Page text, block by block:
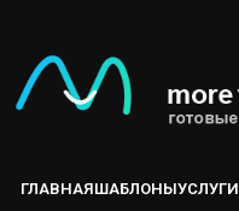
ГЛАВНАЯШАБЛОНЫУСЛУГИ